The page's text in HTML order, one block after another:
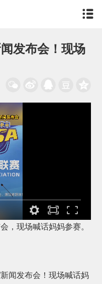
发布会！现场
现场喊话妈妈参赛。
闻发布会！现场喊话妈